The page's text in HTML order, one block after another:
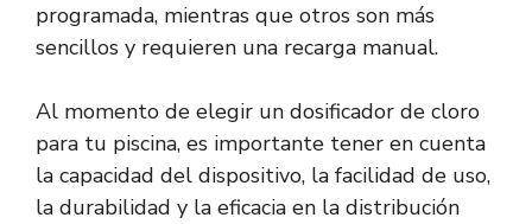
programada, mientras que otros son más
sencillos y requieren una recarga manual.
Al momento de elegir un dosificador de cloro
para tu piscina, es importante tener en cuenta
la capacidad del dispositivo, la facilidad de uso,
la durabilidad y la eficacia en la distribución